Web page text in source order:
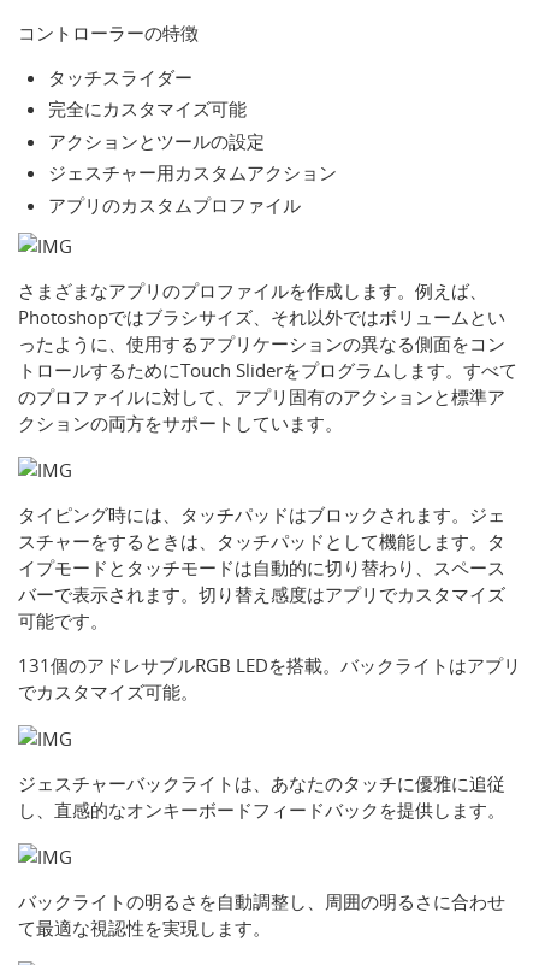
コントローラーの特徴
タッチスライダー
完全にカスタマイズ可能
アクションとツールの設定
ジェスチャー用カスタムアクション
アプリのカスタムプロファイル
さまざまなアプリのプロファイルを作成します。例えば、
Photoshopではブラシサイズ、それ以外ではボリュームとい
ったように、使用するアプリケーションの異なる側面をコン
トロールするためにTouch Sliderをプログラムします。すべて
のプロファイルに対して、アプリ固有のアクションと標準ア
クションの両方をサポートしています。
タイピング時には、タッチパッドはブロックされます。ジェ
スチャーをするときは、タッチパッドとして機能します。タ
イプモードとタッチモードは自動的に切り替わり、スペース
バーで表示されます。切り替え感度はアプリでカスタマイズ
可能です。
131個のアドレサブルRGB LEDを搭載。バックライトはアプリ
でカスタマイズ可能。
ジェスチャーバックライトは、あなたのタッチに優雅に追従
し、直感的なオンキーボードフィードバックを提供します。
バックライトの明るさを自動調整し、周囲の明るさに合わせ
て最適な視認性を実現します。